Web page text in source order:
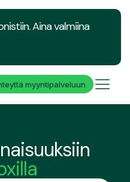
Aina valmiina
myyntipalveluun